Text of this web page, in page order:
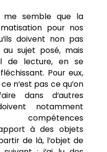
semble que la
pour nos
doivent non pas
sujet posé, mais
de lecture, en se
Pour eux,
n’est pas ce qu’on
dans d’autres
notamment
compétences
à des objets
de là, l’objet de